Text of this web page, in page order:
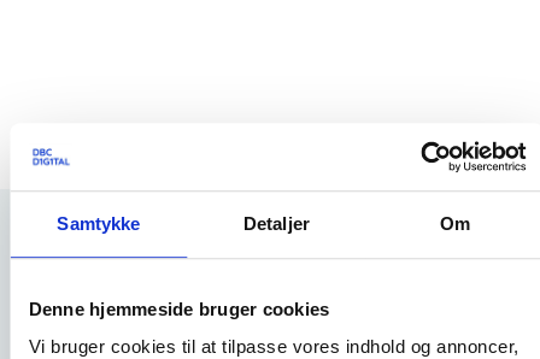
Samtykke Detaljer Om
Denne hjemmeside bruger cookies
Vi bruger cookies til at tilpasse vores indhold og annoncer,
Abonnementspris 2026